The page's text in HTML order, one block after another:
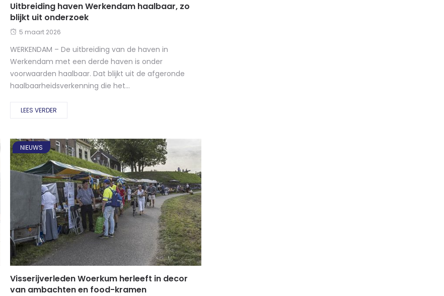
Uitbreiding haven Werkendam haalbaar, zo
blijkt uit onderzoek
5 maart 2026
WERKENDAM – De uitbreiding van de haven in
Werkendam met een derde haven is onder
voorwaarden haalbaar. Dat blijkt uit de afgeronde
haalbaarheidsverkenning die het...
LEES VERDER
NIEUWS
Visserijverleden Woerkum herleeft in decor
van ambachten en food-kramen